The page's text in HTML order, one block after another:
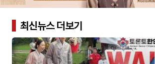
최신뉴스 더보기